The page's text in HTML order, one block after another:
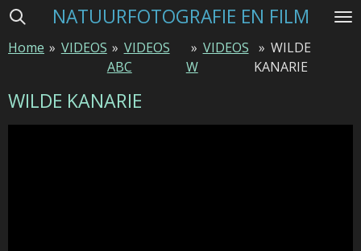
Ga
naar
hoofdinhoud
NATUURFOTOGRAFIE EN FILM
Home » VIDEOS » VIDEOS
ABC
» VIDEOS
W
» WILDE
KANARIE
WILDE KANARIE